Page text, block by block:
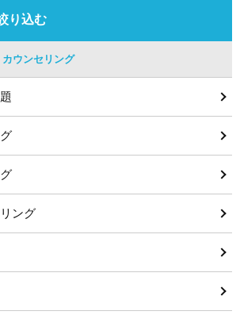
り込む
カウンセリング
ング